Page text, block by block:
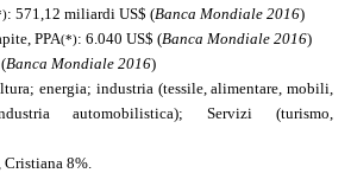
: 571,12 miliardi US$ (Banca Mondiale 2016)
, PPA(*): 6.040 US$ (Banca Mondiale 2016)
Banca Mondiale 2016)
energia; industria (tessile, alimentare, mobili,
automobilistica); Servizi (turismo,
Cristiana 8%.